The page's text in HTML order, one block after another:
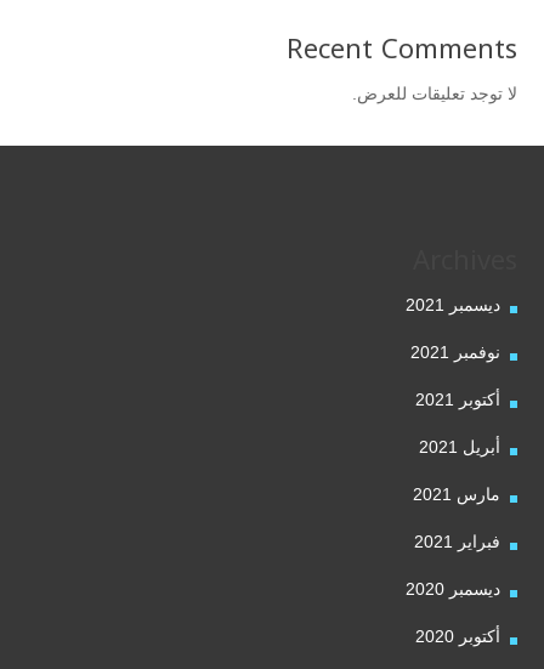
Recent Comments
لا توجد تعليقات للعرض.
ديسمبر 2021
نوفمبر 2021
أكتوبر 2021
أبريل 2021
مارس 2021
فبراير 2021
ديسمبر 2020
أكتوبر 2020